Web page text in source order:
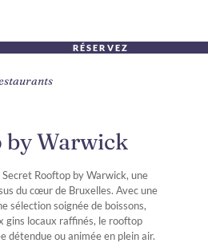
RÉSERVEZ
by Warwick
Rooftop by Warwick, une
du cœur de Bruxelles. Avec une
sélection soignée de boissons,
gins locaux raffinés, le rooftop
détendue ou animée en plein air.